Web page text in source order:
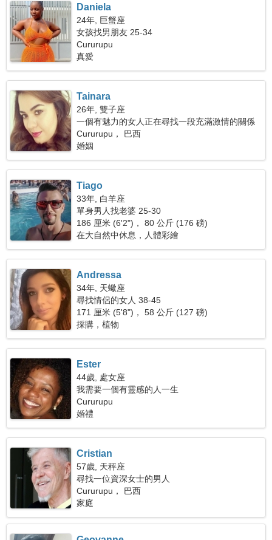
Daniela
24年, 巨蟹座
女孩找男朋友 25-34
Cururupu
真愛
Tainara
26年, 雙子座
一個有魅力的女人正在尋找一段充滿激情的關係
Cururupu， 巴西
婚姻
Tiago
33年, 白羊座
單身男人找老婆 25-30
186 厘米 (6'2")， 80 公斤 (176 磅)
在大自然中休息，人體彩繪
Andressa
34年, 天蠍座
尋找情侶的女人 38-45
171 厘米 (5'8")， 58 公斤 (127 磅)
採購，植物
Ester
44歲, 處女座
我需要一個有靈感的人一生
Cururupu
婚禮
Cristian
57歲, 天秤座
尋找一位資深女士的男人
Cururupu， 巴西
家庭